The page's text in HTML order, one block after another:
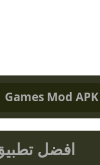
Games Mod APK
افضل